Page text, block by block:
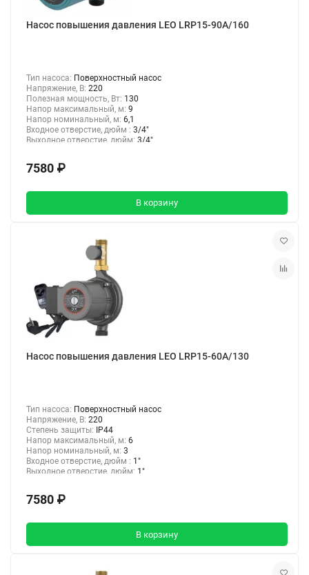
Насос повышения давления LEO LRP15-90A/160
Тип насоса: Поверхностный насос
Напряжение, В: 220
Полезная мощность, Вт: 130
Напор максимальный, м: 9
Напор номинальный, м: 6,1
Входное отверстие, дюйм : 3/4"
Выходное отверстие, дюйм: 3/4"
7580 ₽
В корзину
Насос повышения давления LEO LRP15-60A/130
Тип насоса: Поверхностный насос
Напряжение, В: 220
Степень защиты:
IP44
Напор максимальный, м: 6
Напор номинальный, м: 3
Входное отверстие, дюйм : 1"
Выходное отверстие, дюйм: 1"
7580 ₽
В корзину